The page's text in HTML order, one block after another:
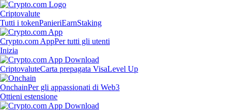
Criptovalute
Tutti i tokenPanieriEarnStaking
Crypto.com AppPer tutti gli utenti
Inizia
CriptovaluteCarta prepagata VisaLevel Up
OnchainPer gli appassionati di Web3
Ottieni estensione